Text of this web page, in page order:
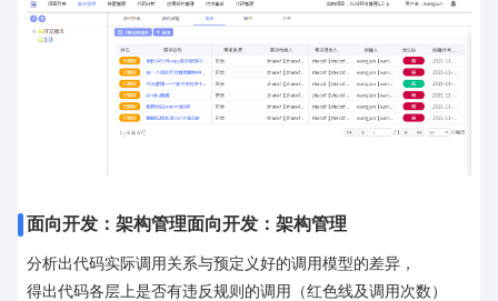
面向开发：架构管理面向开发：架构管理
分析出代码实际调用关系与预定义好的调用模型的差异，
得出代码各层上是否有违反规则的调用（红色线及调用次数）